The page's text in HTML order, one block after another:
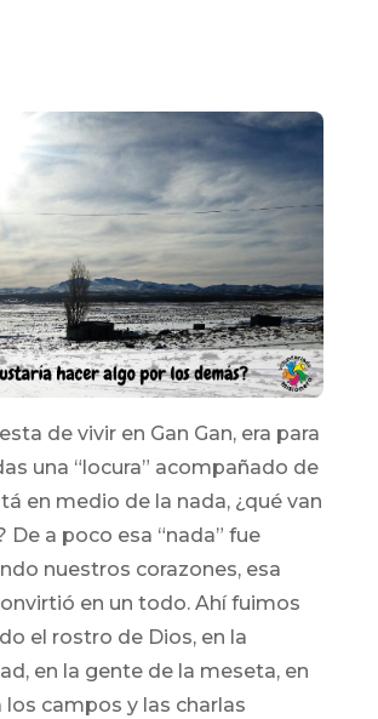
de vivir en Gan Gan, era para
una “locura” acompañado de
en medio de la nada, ¿qué van
De a poco esa “nada” fue
nuestros corazones, esa
en un todo. Ahí fuimos
el rostro de Dios, en la
en la gente de la meseta, en
los campos y las charlas